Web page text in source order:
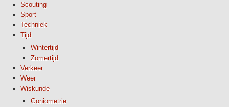
Scouting
Sport
Techniek
Tijd
Wintertijd
Zomertijd
Verkeer
Weer
Wiskunde
Goniometrie